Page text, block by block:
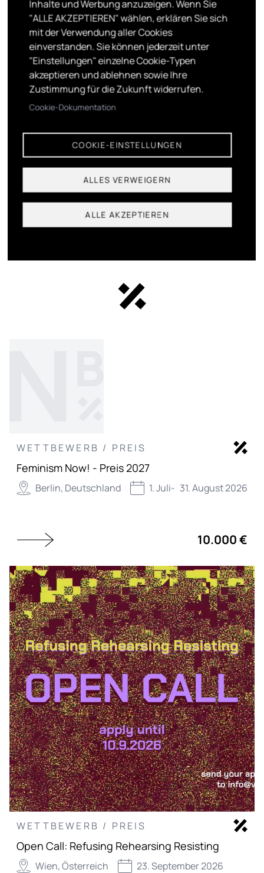
SCHWERPUNKTE
BILDENDE KUNST
DARSTELLENDE KUNST
FILM
FOTOGRAFIE
MUSIK
KOMPOSITION
BENEFITS
NACHWUCHSFÖRDERUNG
ALLE DISZIPLINEN
WETTBEWERB / PREIS
Feminism Now! - Preis 2027
Berlin, Deutschland 1. Juli- 31. August 2026
10.000 €
WETTBEWERB / PREIS
Open Call: Refusing Rehearsing Resisting
Wien, Österreich 23. September 2026
Inhalte und Werbung anzuzeigen. Wenn Sie
"ALLE AKZEPTIEREN" wählen, erklären Sie sich
mit der Verwendung aller Cookies
einverstanden. Sie können jederzeit unter
"Einstellungen" einzelne Cookie-Typen
akzeptieren und ablehnen sowie Ihre
Zustimmung für die Zukunft widerrufen.
Cookie-Dokumentation
COOKIE-EINSTELLUNGEN
ALLES VERWEIGERN
ALLE AKZEPTIEREN